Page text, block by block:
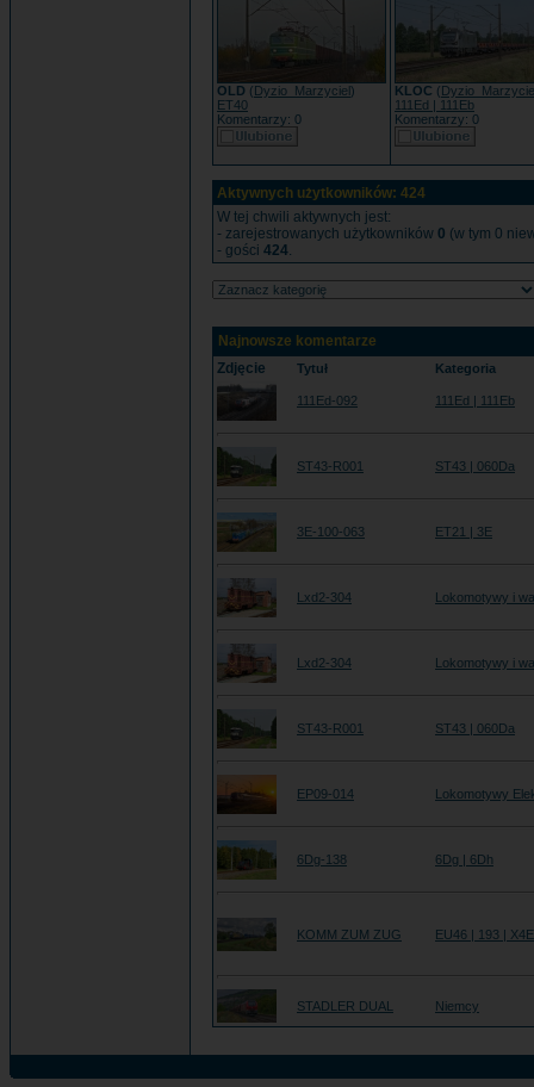
OLD (Dyzio_Marzyciel)
ET40
Komentarzy: 0
KLOC (
111Ed | 111Eb
Komentarzy: 0
Aktywnych użytkowników: 424
W tej chwili aktywnych jest:
- zarejestrowanych użytkowników 0 (w tym 0
- gości 424.
Najnowsze komentarze
Zdjęcie
Tytuł Kategoria
111Ed-092 111Ed | 111Eb
ST43-R001 ST43 | 060Da
3E-100-063 ET21 | 3E
Lxd2-304 Lokomotywy i
Lxd2-304 Lokomotywy i
ST43-R001 ST43 | 060Da
EP09-014 Lokomotywy
6Dg-138 6Dg | 6Dh
KOMM ZUM ZUG EU46 | 193 |
STADLER DUAL Niemcy